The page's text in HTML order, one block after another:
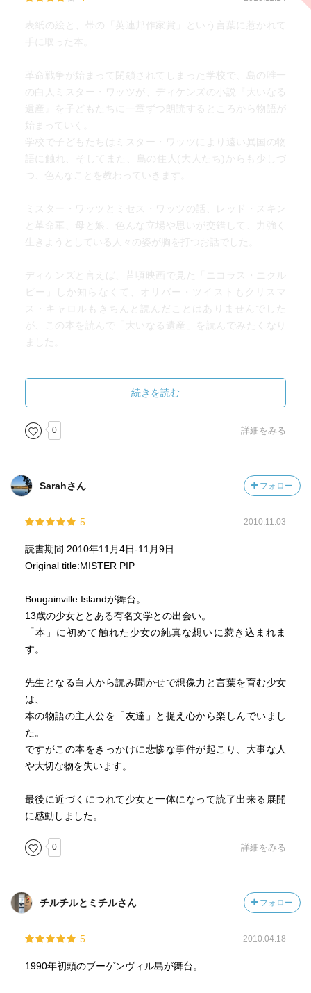
（ｐ２６３）
ミスター・ワッツのことをニュージーランド訪問後に回想
を見られるようになったマティルダ。先生が必要だったか
ら先生となり、ピップをレッドスキン軍に差し出さなくて
はならなかったからピップと名乗る、そういう存在。こう
したマティルダの人物の書き換え、これも物語を紡いで行
くということなのかもしれない。同じテクストは存在しな
い、すぐに書きかえられる物語。
私が母さんの死を告げたとき、父は泣き崩れた。そして
た。しかし、それは現実の人生にのみ言えることで、文学
には装飾は要らない。
（ｐ２７２）
いく文章はジョーンズの味みたいで愉しいのだが、ここも
普通の考えだと現実と文学は逆なのではないか、と思って
しまうところ。内容ももとより、どちらがより大事かとい
うことに関しても。「要らない」と断言できるかはきつい
と思うけど、少なくともこの作品に関しては、装飾をかな
語論にそれているけど（笑）、自分的にはそこまで違和感
は感じない。というか、やはりジョーンズの伝えようとし
たかったのは、個人的な問題より、もっと大きな（といっ
たらいけないかな）社会でどのように物語を紡いで行ける
（２０１６ １２／３１）
表紙の絵と、帯の「英連邦作家賞」という言葉に惹かれて
手に取った本。
革命戦争が始まって閉鎖されてしまった学校で、島の唯一
の白人ミスター・ワッツが、ディケンズの小説『大いなる
遺産』を子どもたちに一章ずつ朗読するところから物語が
始まっていく。
学校で子どもたちはミスター・ワッツにより遠い異国の物
語に触れ、そしてまた、島の住人(大人たち)からも少しづ
つ、色んなことを教わっていきます。
ミスター・ワッツとミセス・ワッツの話、レッド・スキン
と革命軍、母と娘、色んな立場や思いが交錯して、力強く
生きようとしている人々の姿が胸を打つお話でした。
ディケンズと言えば、昔頃映画で見た「ニコラス・ニクル
ビー」しか知らなくて、オリバー・ツイストもクリスマ
ス・キャロルもきちんと読んだことはありませんでした
が、この本を読んで「大いなる遺産」を読んでみたくなり
ました。
ソロモン諸島の北にある、パプアニューギニアの島です。
ブーゲンヴィル、と言う名前の響きからブーゲンビリアが
咲いてるのかなあと思っていたらそうではなくて、ブーゲ
ンビリアは南米が原産の花でした。どちらも、フランス人
す。世界のあちこちに名前を残すブーガンヴィル。「世界
周航記」という著作もあるようです。作中に主人公の先祖
容だったのかも。
続きを読む
0 詳細をみる
Sarahさん フォロー
5 2010.11.03
読書期間:2010年11月4日-11月9日
Original title:MISTER PIP
Bougainville Islandが舞台。
13歳の少女ととある有名文学との出会い。
「本」に初めて触れた少女の純真な想いに惹き込まれま
す。
先生となる白人から読み聞かせで想像力と言葉を育む少女
は、
本の物語の主人公を「友達」と捉え心から楽しんでいまし
た。
ですがこの本をきっかけに悲惨な事件が起こり、大事な人
や大切な物を失います。
最後に近づくにつれて少女と一体になって読了出来る展開
に感動しました。
0 詳細をみる
チルチルとミチルさん フォロー
5 2010.04.18
1990年初頭のブーゲンヴィル島が舞台。